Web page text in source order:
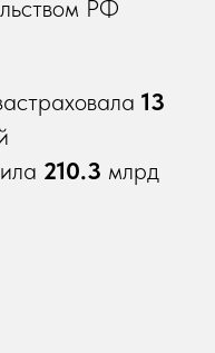
РФ
13
210.3 млрд